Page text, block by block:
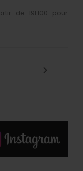
de 19H00 pour